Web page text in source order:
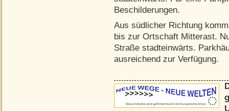
Beschilderungen.
Aus südlicher Richtung
bis zur Ortschaft Mitterast.
Straße stadteinwärts.
ausreichend zur Verfügung.